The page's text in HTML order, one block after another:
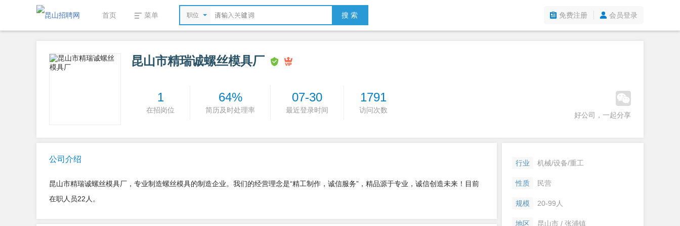
首页 菜单 职位 搜 索 免费注册 会员登录
昆山市精瑞诚螺丝模具厂
1
在招岗位
64%
简历及时处理率
07-30
最近登录时间
1791
访问次数
好公司，一起分享
公司介绍
昆山市精瑞诚螺丝模具厂，专业制造螺丝模具的制造企业。我们的经营理念是“精工制作，诚信服务”，精品源于专业，诚信创造未来！目前
在职人员22人。
行业 机械/设备/重工
性质 民营
规模 20-99人
地区 昆山市 / 张浦镇